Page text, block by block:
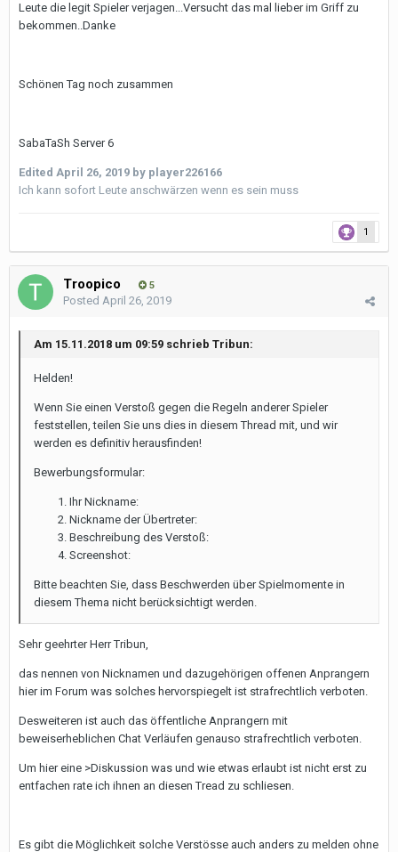
Leute die legit Spieler verjagen...Versucht das mal lieber im Griff zu
bekommen..Danke
Schönen Tag noch zusammen
SabaTaSh Server 6
Edited April 26, 2019 by player226166
Ich kann sofort Leute anschwärzen wenn es sein muss
1
Troopico 5
Posted April 26, 2019
Am 15.11.2018 um 09:59 schrieb Tribun:
Helden!
Wenn Sie einen Verstoß gegen die Regeln anderer Spieler
feststellen, teilen Sie uns dies in diesem Thread mit, und wir
werden es definitiv herausfinden!
Bewerbungsformular:
Ihr Nickname:
Nickname der Übertreter:
Beschreibung des Verstoß:
Screenshot:
Bitte beachten Sie, dass Beschwerden über Spielmomente in
diesem Thema nicht berücksichtigt werden.
Sehr geehrter Herr Tribun,
das nennen von Nicknamen und dazugehörigen offenen Anprangern
hier im Forum was solches hervorspiegelt ist strafrechtlich verboten.
Desweiteren ist auch das öffentliche Anprangern mit
beweiserheblichen Chat Verläufen genauso strafrechtlich verboten.
Um hier eine >Diskussion was und wie etwas erlaubt ist nicht erst zu
entfachen rate ich ihnen an diesen Tread zu schliesen.
Es gibt die Möglichkeit solche Verstösse auch anders zu melden ohne